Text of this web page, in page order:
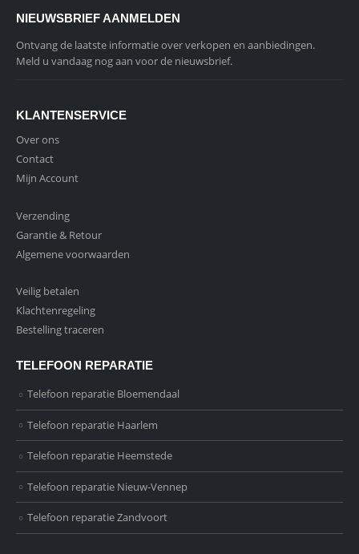
NIEUWSBRIEF AANMELDEN
Ontvang de laatste informatie over verkopen en aanbiedingen.
Meld u vandaag nog aan voor de nieuwsbrief.
KLANTENSERVICE
Over ons
Contact
Mijn Account
Verzending
Garantie & Retour
Algemene voorwaarden
Veilig betalen
Klachtenregeling
Bestelling traceren
TELEFOON REPARATIE
Telefoon reparatie Bloemendaal
Telefoon reparatie Haarlem
Telefoon reparatie Heemstede
Telefoon reparatie Nieuw-Vennep
Telefoon reparatie Zandvoort